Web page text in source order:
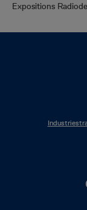
Expositions